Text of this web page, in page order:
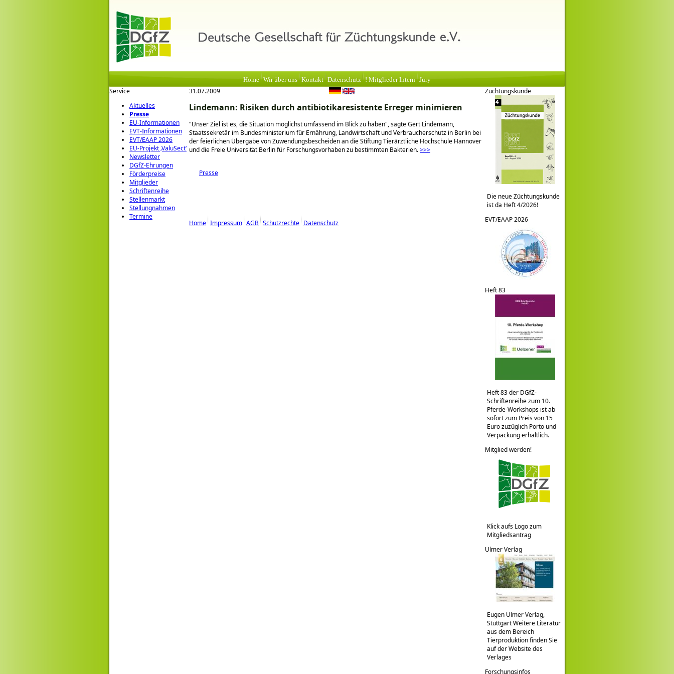
Home Wir über uns Kontakt Datenschutz ! Mitglieder Intern Jury
Service
Aktuelles
Presse
EU-Informationen
EVT-Informationen
EVT/EAAP 2026
EU-Projekt ‚ValuSect‘
Newsletter
DGfZ-Ehrungen
Förderpreise
Mitglieder
Schriftenreihe
Stellenmarkt
Stellungnahmen
Termine
31.07.2009
Lindemann: Risiken durch antibiotikaresistente Erreger minimieren
Unser Ziel ist es, die Situation möglichst umfassend im Blick zu haben , sagte Gert Lindemann,
Staatssekretär im Bundesministerium für Ernährung, Landwirtschaft und Verbraucherschutz in Berlin bei
der feierlichen Übergabe von Zuwendungsbescheiden an die Stiftung Tierärztliche Hochschule Hannover
und die Freie Universität Berlin für Forschungsvorhaben zu bestimmten Bakterien.>>>
Presse
Home Impressum AGB Schutzrechte Datenschutz
Züchtungskunde
Die neue Züchtungskunde
ist da Heft 4/2026!
EVT/EAAP 2026
Heft 83
Heft 83 der DGfZ-
Schriftenreihe zum 10.
Pferde-Workshops ist ab
sofort zum Preis von 15
Euro zuzüglich Porto und
Verpackung erhältlich.
Mitglied werden!
Klick aufs Logo zum
Mitgliedsantrag
Ulmer Verlag
Eugen Ulmer Verlag,
Stuttgart Weitere Literatur
aus dem Bereich
Tierproduktion finden Sie
auf der Website des
Verlages
Forschungsinfos